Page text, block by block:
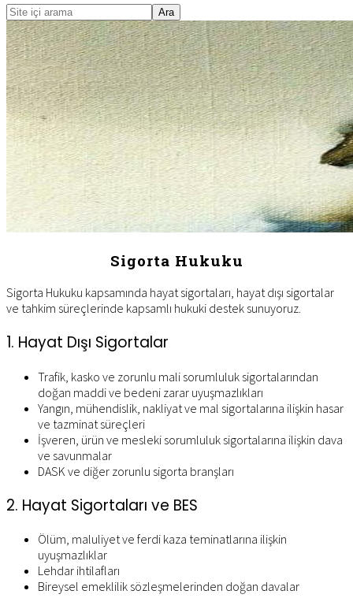
Mobile
Menu
Site
içi
arama
Sigorta Hukuku
Sigorta Hukuku kapsamında hayat sigortaları, hayat dışı sigortalar
ve tahkim süreçlerinde kapsamlı hukuki destek sunuyoruz.
1. Hayat Dışı Sigortalar
Trafik, kasko ve zorunlu mali sorumluluk sigortalarından
doğan maddi ve bedeni zarar uyuşmazlıkları
Yangın, mühendislik, nakliyat ve mal sigortalarına ilişkin hasar
ve tazminat süreçleri
İşveren, ürün ve mesleki sorumluluk sigortalarına ilişkin dava
ve savunmalar
DASK ve diğer zorunlu sigorta branşları
2. Hayat Sigortaları ve BES
Ölüm, maluliyet ve ferdi kaza teminatlarına ilişkin
uyuşmazlıklar
Lehdar ihtilafları
Bireysel emeklilik sözleşmelerinden doğan davalar